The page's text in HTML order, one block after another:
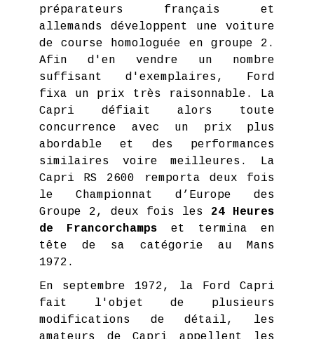
préparateurs français et
allemands développent une voiture
de course homologuée en groupe 2.
Afin d'en vendre un nombre
suffisant d'exemplaires, Ford
fixa un prix très raisonnable. La
Capri défiait alors toute
concurrence avec un prix plus
abordable et des performances
similaires voire meilleures. La
Capri RS 2600 remporta deux fois
le Championnat d’Europe des
Groupe 2, deux fois les 24 Heures
de Francorchamps et termina en
tête de sa catégorie au Mans
1972.
En septembre 1972, la Ford Capri
fait l'objet de plusieurs
modifications de détail, les